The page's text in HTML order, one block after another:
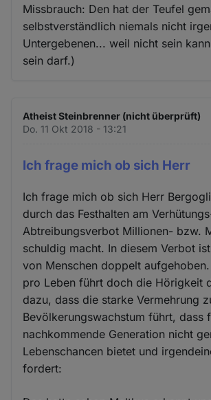
Missbrauch: Den hat der Teufel
selbstverständlich niemals nicht
Untergebenen... weil nicht sein
sein darf.)
Atheist Steinbrenner (nicht überprüft)
Do. 11 Okt 2018 - 13:21
Ich frage mich ob sich Herr
Ich frage mich ob sich Herr
durch das Festhalten am
Abtreibungsverbot Millionen- bzw.
schuldig macht. In diesem Verbot
von Menschen doppelt
pro Leben führt doch die Hörigkeit
dazu, dass die starke Vermehrung
Bevölkerungswachstum führt, dass
nachkommende Generation nicht
Lebenschancen bietet und
fordert: